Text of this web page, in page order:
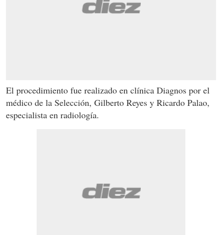
El procedimiento fue realizado en clínica Diagnos por el
médico de la Selección, Gilberto Reyes y Ricardo Palao,
especialista en radiología.